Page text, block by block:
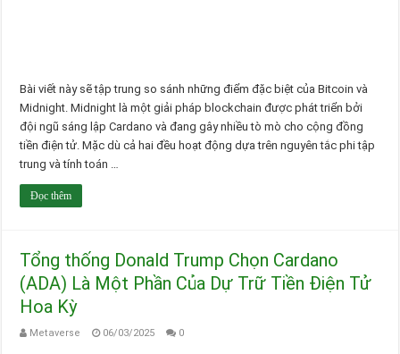
Bài viết này sẽ tập trung so sánh những điểm đặc biệt của Bitcoin và
Midnight. Midnight là một giải pháp blockchain được phát triển bởi
đội ngũ sáng lập Cardano và đang gây nhiều tò mò cho cộng đồng
tiền điện tử. Mặc dù cả hai đều hoạt động dựa trên nguyên tắc phi tập
trung và tính toán …
Đọc thêm
Tổng thống Donald Trump Chọn Cardano
(ADA) Là Một Phần Của Dự Trữ Tiền Điện Tử
Hoa Kỳ
Metaverse 06/03/2025 0